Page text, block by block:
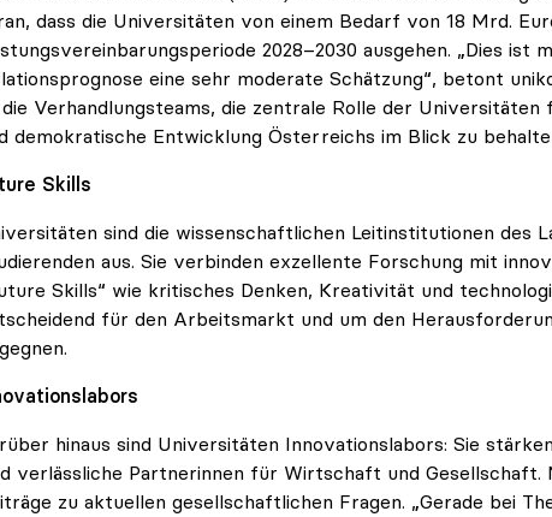
dass die Universitäten von einem Bedarf von 18 Mrd.
2028–2030 ausgehen. „Dies ist
eine sehr moderate Schätzung“, betont
die Verhandlungsteams, die zentrale Rolle der
demokratische Entwicklung Österreichs im Blick zu
Skills
sind die wissenschaftlichen Leitinstitutionen des
aus. Sie verbinden exzellente Forschung mit
Skills“ wie kritisches Denken, Kreativität und
für den Arbeitsmarkt und um den
hinaus sind Universitäten Innovationslabors: Sie
verlässliche Partnerinnen für Wirtschaft und
zu aktuellen gesellschaftlichen Fragen. „Gerade bei